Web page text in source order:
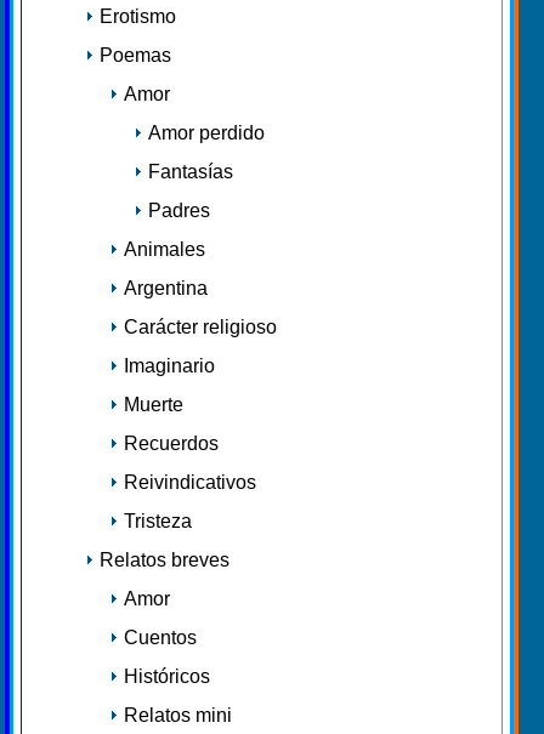
Erotismo
Poemas
Amor
Amor perdido
Fantasías
Padres
Animales
Argentina
Carácter religioso
Imaginario
Muerte
Recuerdos
Reivindicativos
Tristeza
Relatos breves
Amor
Cuentos
Históricos
Relatos mini